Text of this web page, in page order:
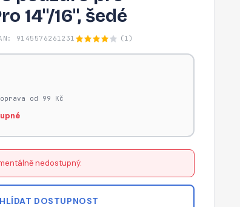
14"/16", šedé
9145576261231 (1)
od 99 Kč
nedostupný.
HLÍDAT DOSTUPNOST